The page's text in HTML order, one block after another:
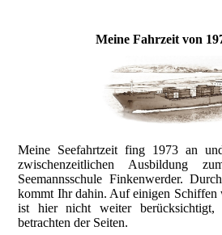
Meine Fahrzeit von
Meine Seefahrtzeit fing 1973 an
zwischenzeitlichen Ausbildung
Seemannsschule Finkenwerder.
kommt Ihr dahin. Auf einigen Schiffen
ist hier nicht weiter
betrachten der Seiten.